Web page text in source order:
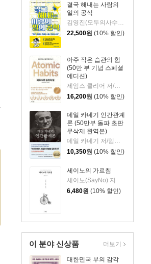
결국 해내는 사람의
일의 공식
22,500원 (10% 할인)
아주 작은 습관의 힘
(50만 부 기념 스페셜
에디션)
16,200원 (10% 할인)
데일 카네기 인간관계
론 (50만부 돌파 초판
무삭제 완역본)
데일 카네기 저/임상훈 역
10,350원 (10% 할인)
세이노의 가르침
세이노(SayNo) 저
6,480원 (10% 할인)
이 분야 신상품
대한민국 부의 감각
더보기